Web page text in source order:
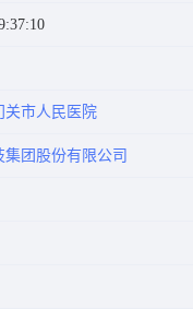
关市人民医院
集团股份有限公司